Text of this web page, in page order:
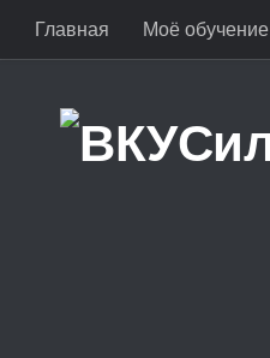
Главная Моё обучение